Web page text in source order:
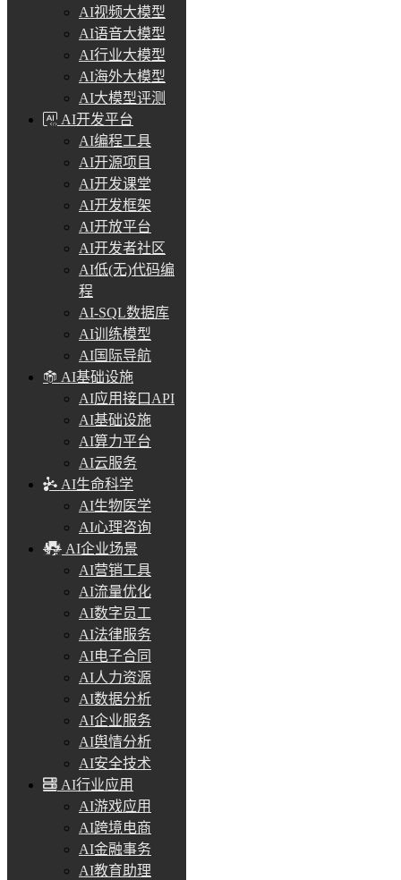
AI视频大模型
AI语音大模型
AI行业大模型
AI海外大模型
AI大模型评测
AI开发平台
AI编程工具
AI开源项目
AI开发课堂
AI开发框架
AI开放平台
AI开发者社区
AI低(无)代码编
程
AI-SQL数据库
AI训练模型
AI国际导航
AI基础设施
AI应用接口API
AI基础设施
AI算力平台
AI云服务
AI生命科学
AI生物医学
AI心理咨询
AI企业场景
AI营销工具
AI流量优化
AI数字员工
AI法律服务
AI电子合同
AI人力资源
AI数据分析
AI企业服务
AI舆情分析
AI安全技术
AI行业应用
AI游戏应用
AI跨境电商
AI金融事务
AI教育助理